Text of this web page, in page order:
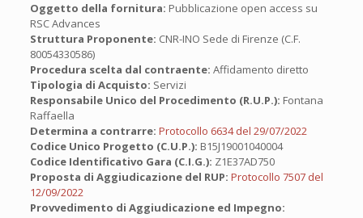
Oggetto della fornitura: Pubblicazione open access su
RSC Advances
Struttura Proponente: CNR-INO Sede di Firenze (C.F.
80054330586)
Procedura scelta dal contraente: Affidamento diretto
Tipologia di Acquisto: Servizi
Responsabile Unico del Procedimento (R.U.P.): Fontana
Raffaella
Determina a contrarre: Protocollo 6634 del 29/07/2022
Codice Unico Progetto (C.U.P.): B15J19001040004
Codice Identificativo Gara (C.I.G.): Z1E37AD750
Proposta di Aggiudicazione del RUP: Protocollo 7507 del
12/09/2022
Provvedimento di Aggiudicazione ed Impegno: